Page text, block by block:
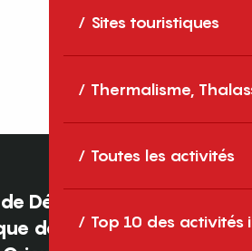
Sites touristiques
Thermalisme,
Toutes les activités
Top 10 des activités
sont une destination
partager des moments en
tout au long...
Développement
des Pyrénées-